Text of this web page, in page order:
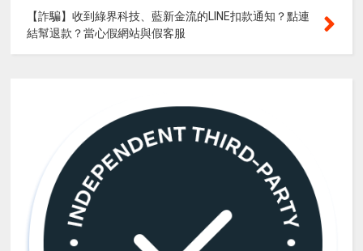
【詐騙】收到綠界科技、藍新金流的LINE扣款通知？點連
結幫退款？當心假網站與假客服